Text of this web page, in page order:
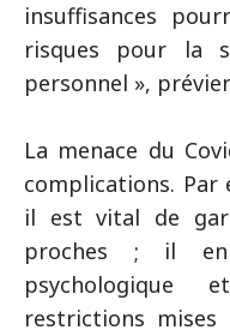
insuffisances
risques pour la
personnel »,
La menace du
complications. Par
il est vital de
proches ; il
restrictions